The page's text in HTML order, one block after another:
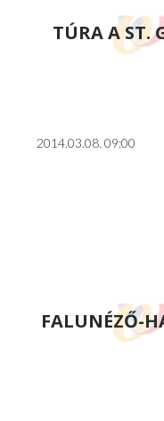
TÚRA A ST.
2014.03.08. 09:00
FALUNÉZŐ-